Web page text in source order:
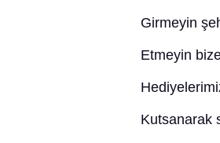
Girmeyin
Etmeyin
Kutsanarak